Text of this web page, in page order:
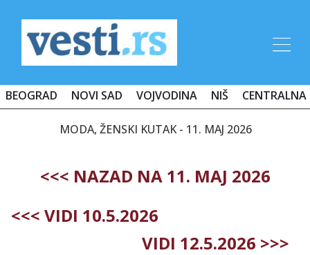
BEOGRAD NOVI SAD VOJVODINA NIŠ CENTRALNA
MODA, ŽENSKI KUTAK - 11. MAJ 2026
<<< NAZAD NA 11. MAJ 2026
<<< VIDI 10.5.2026
VIDI 12.5.2026 >>>